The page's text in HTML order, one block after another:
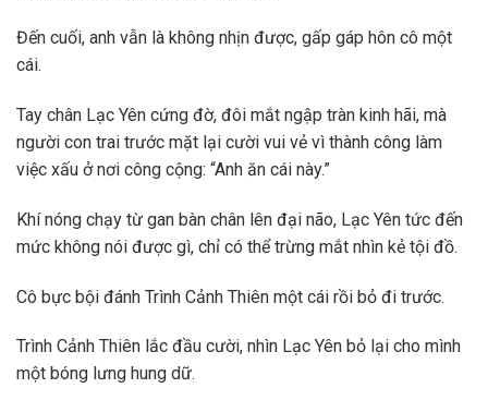
Đến cuối, anh vẫn là không nhịn được, gấp gáp hôn cô một
cái.
Tay chân Lạc Yên cứng đờ, đôi mắt ngập tràn kinh hãi, mà
người con trai trước mặt lại cười vui vẻ vì thành công làm
việc xấu ở nơi công cộng: “Anh ăn cái này.”
Khí nóng chạy từ gan bàn chân lên đại não, Lạc Yên tức đến
mức không nói được gì, chỉ có thể trừng mắt nhìn kẻ tội đồ.
Cô bực bội đánh Trình Cảnh Thiên một cái rồi bỏ đi trước.
Trình Cảnh Thiên lắc đầu cười, nhìn Lạc Yên bỏ lại cho mình
một bóng lưng hung dữ.